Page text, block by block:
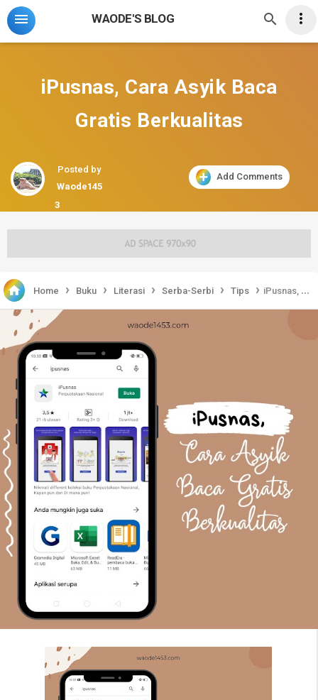
 
WAODE'S BLOG 
iPusnas, Cara Asyik Baca
Gratis Berkualitas
Posted by
Waode145
3
Add Comments
 Home › Buku › Literasi › Serba-Serbi › Tips › iPusnas, Cara Asyik Baca Gratis Berkualitas